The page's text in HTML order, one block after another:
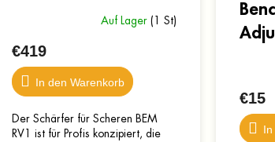
Auf Lager (1 St)
€419
In den Warenkorb
Der Schärfer für Scheren BEM
RV1 ist für Profis konzipiert, die
€15